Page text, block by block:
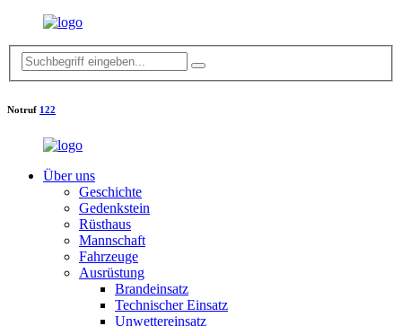
Notruf 122
Über uns
Geschichte
Gedenkstein
Rüsthaus
Mannschaft
Fahrzeuge
Ausrüstung
Brandeinsatz
Technischer Einsatz
Unwettereinsatz